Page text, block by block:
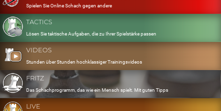
Spielen Sie Online Schach gegen andere
TACTICS
Lösen Sie taktische Aufgaben, die zu Ihrer Spielstärke passen
VIDEOS
Stunden über Stunden hochklassiger Trainingsvideos
FRITZ
Das Schachprogramm, das wie ein Mensch spielt. Mit guten Tipps
LIVE